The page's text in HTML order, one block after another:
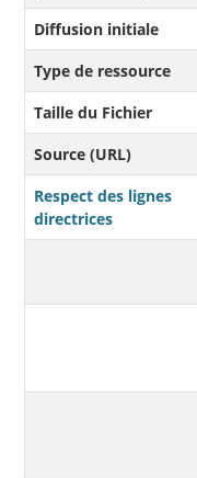
Diffusion initiale
Type de ressource
Taille du Fichier
Source (URL)
Respect des lignes
directrices